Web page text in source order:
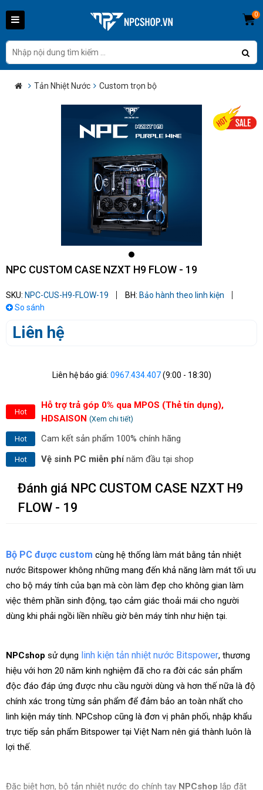
0
Tản Nhiệt Nước Custom trọn bộ
NPC CUSTOM CASE NZXT H9 FLOW - 19
SKU: NPC-CUS-H9-FLOW-19 BH: Bảo hành theo linh kiện
So sánh
Liên hệ
Liên hệ báo giá: 0967.434.407(9:00 - 18:30)
Hot
Hỗ trợ trả góp 0% qua MPOS (Thẻ tín dụng),
HDSAISON (Xem chi tiết)
Hot Cam kết sản phẩm 100% chính hãng
Hot Vệ sinh PC miễn phínăm đầu tại shop
Đánh giá NPC CUSTOM CASE NZXT H9
FLOW - 19
Bộ PC được custom cùng hệ thống làm mát bằng tản nhiệt
nước Bitspower không những mang đến khả năng làm mát tối ưu
cho bộ máy tính của bạn mà còn làm đẹp cho không gian làm
việc thêm phần sinh động, tạo cảm giác thoải mái cho người
dùng khi phải ngồi liền nhiều giờ bên máy tính như hiện tại.
NPCshop sử dụng linh kiện tản nhiệt nước Bitspower, thương
hiệu với hơn 20 năm kinh nghiệm đã cho ra đời các sản phẩm
độc đáo đáp ứng được nhu cầu người dùng và hơn thế nữa là độ
chính xác trong từng sản phẩm để đảm bảo an toàn nhất cho
linh kiện máy tính. NPCshop cũng là đơn vị phân phối, nhập khẩu
trực tiếp sản phẩm Bitspower tại Việt Nam nên giá thành luôn là
lợi thế.
Đặc biệt hơn, bộ tản nhiệt nước do chính tay NPCshop lắp đặt